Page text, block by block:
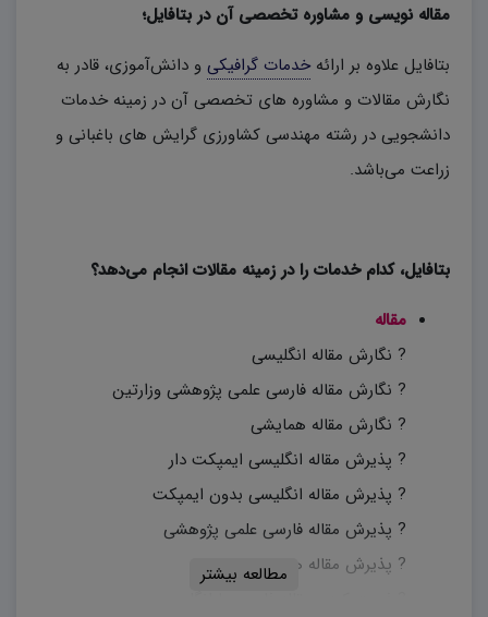
مقاله نویسی و مشاوره تخصصی آن در بتافایل؛
بتافایل علاوه بر ارائهخدمات گرافیکی و دانش‌آموزی، قادر به
نگارش مقالات و مشاوره های تخصصی آن در زمینه خدمات
دانشجویی در رشته مهندسی کشاورزی گرایش های باغبانی و
زراعت می‌باشد.
بتافایل، کدام خدمات را در زمینه مقالات انجام می‌دهد؟
مقاله
? نگارش مقاله انگلیسی
? نگارش مقاله فارسی علمی پژوهشی وزارتین
? نگارش مقاله همایشی
? پذیرش مقاله انگلیسی ایمپکت دار
? پذیرش مقاله انگلیسی بدون ایمپکت
? پذیرش مقاله فارسی علمی پژوهشی
? پذیرش مقاله همایشیمطالعه بیشتر